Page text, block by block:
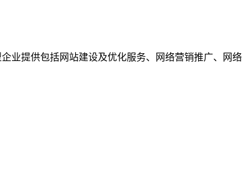
业提供包括网站建设及优化服务、网络营销推广、网络